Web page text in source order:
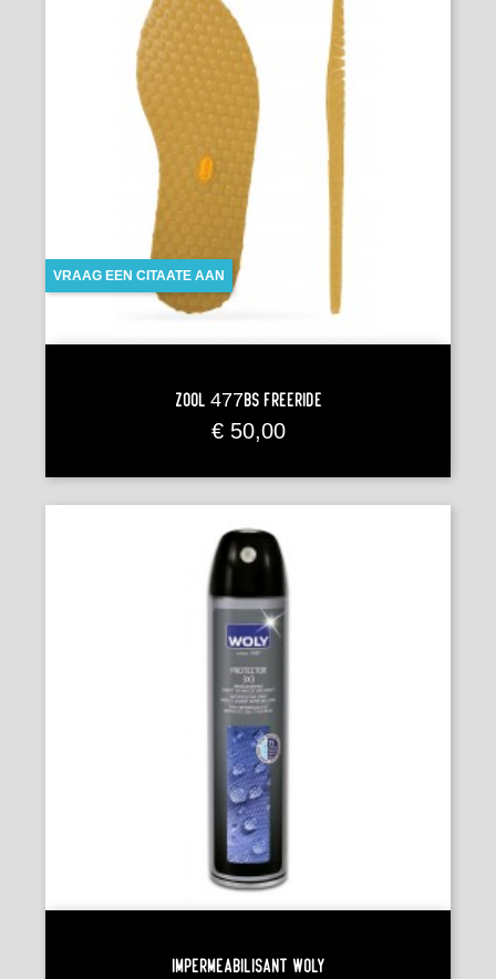
Zool 477BS FREERIDE
Prijs
€ 50,00
VRAAG EEN CITAATE AAN
Imperméabilisant Woly